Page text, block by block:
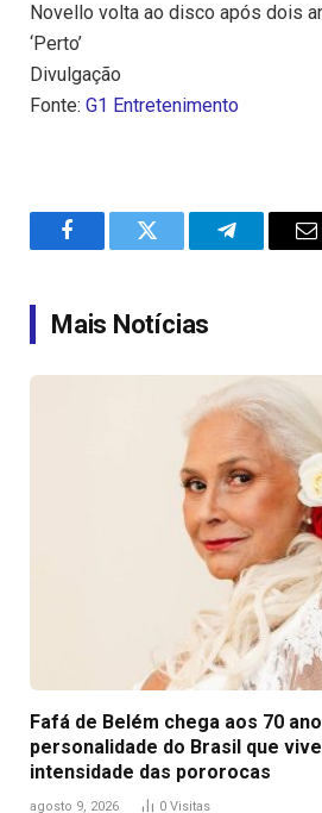
Novello volta ao disco após dois
‘Perto’
Divulgação
Fonte: G1 Entretenimento
FacebookTwitter Telegram
Mais Notícias
Fafá de Belém chega aos 70
personalidade do Brasil que
intensidade das pororocas
agosto 9, 2026 0 Visitas